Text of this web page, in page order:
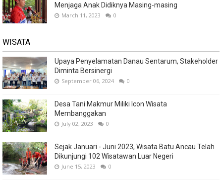
Menjaga Anak Didiknya Masing-masing
March 11, 2023 0
WISATA
Upaya Penyelamatan Danau Sentarum, Stakeholder
Diminta Bersinergi
September 06, 2024 0
Desa Tani Makmur Miliki Icon Wisata
Membanggakan
July 02, 2023 0
Sejak Januari - Juni 2023, Wisata Batu Ancau Telah
Dikunjungi 102 Wisatawan Luar Negeri
June 15, 2023 0